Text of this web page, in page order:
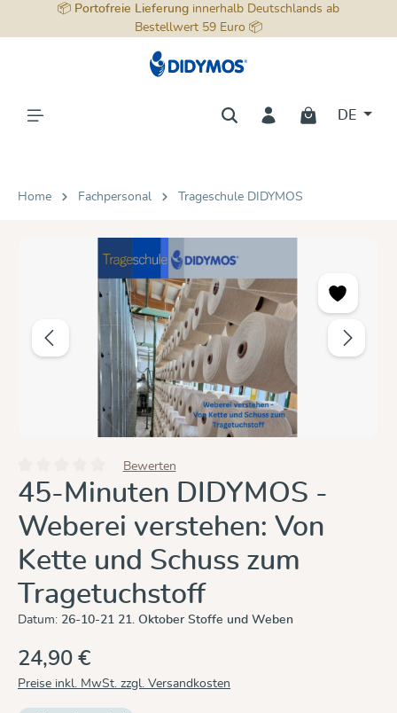
springen
📦 Portofreie Lieferung innerhalb Deutschlands ab
Bestellwert 59 Euro 📦
DE
Home Fachpersonal Trageschule DIDYMOS
Durchschnittliche Bewertung von 0 von 5 Sternen
Bewerten
45-Minuten DIDYMOS -
Weberei verstehen: Von
Kette und Schuss zum
Tragetuchstoff
Datum: 26-10-21 21. Oktober Stoffe und Weben
24,90 €
Preise inkl. MwSt. zzgl. Versandkosten